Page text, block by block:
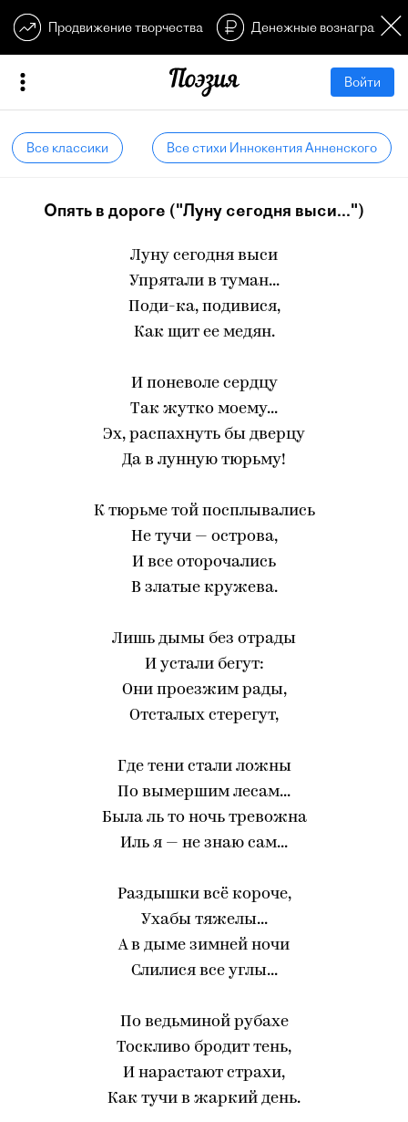
Продвижение творчества Денежные
Войти
Все классики Все стихи Иннокентия Анненского
Опять в дороге ("Луну сегодня выси...")
Луну сегодня выси
Упрятали в туман...
Поди-ка, подивися,
Как щит ее медян.
И поневоле сердцу
Так жутко моему...
Эх, распахнуть бы дверцу
Да в лунную тюрьму!
К тюрьме той посплывались
Не тучи — острова,
И все оторочались
В златые кружева.
Лишь дымы без отрады
И устали бегут:
Они проезжим рады,
Отсталых стерегут,
Где тени стали ложны
По вымершим лесам...
Была ль то ночь тревожна
Иль я — не знаю сам...
Раздышки всё короче,
Ухабы тяжелы...
А в дыме зимней ночи
Слилися все углы...
По ведьминой рубахе
Тоскливо бродит тень,
И нарастают страхи,
Как тучи в жаркий день.